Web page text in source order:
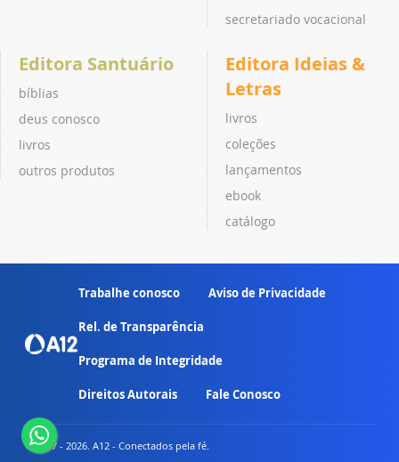
secretariado vocacional
Editora Santuário
bíblias
deus conosco
livros
outros produtos
Editora Ideias &
Letras
livros
coleções
lançamentos
ebook
catálogo
Trabalhe conosco Aviso de Privacidade
Rel. de Transparência
Programa de Integridade
Direitos Autorais Fale Conosco
© 2007 - 2026. A12 - Conectados pela fé.